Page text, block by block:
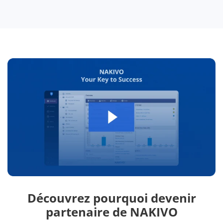
Découvrez pourquoi devenir
partenaire de NAKIVO